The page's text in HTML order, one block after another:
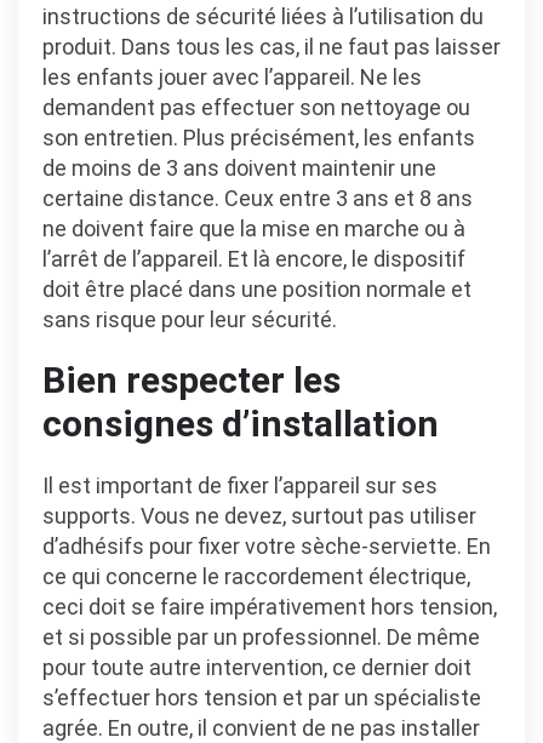
instructions de sécurité liées à l’utilisation du
produit. Dans tous les cas, il ne faut pas laisser
les enfants jouer avec l’appareil. Ne les
demandent pas effectuer son nettoyage ou
son entretien. Plus précisément, les enfants
de moins de 3 ans doivent maintenir une
certaine distance. Ceux entre 3 ans et 8 ans
ne doivent faire que la mise en marche ou à
l’arrêt de l’appareil. Et là encore, le dispositif
doit être placé dans une position normale et
sans risque pour leur sécurité.
Bien respecter les
consignes d’installation
Il est important de fixer l’appareil sur ses
supports. Vous ne devez, surtout pas utiliser
d’adhésifs pour fixer votre sèche-serviette. En
ce qui concerne le raccordement électrique,
ceci doit se faire impérativement hors tension,
et si possible par un professionnel. De même
pour toute autre intervention, ce dernier doit
s’effectuer hors tension et par un spécialiste
agrée. En outre, il convient de ne pas installer